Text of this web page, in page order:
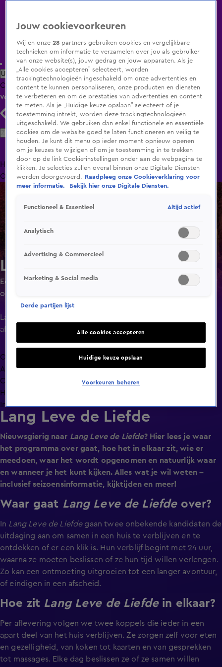
Uitzending Gemist Populaire programma's Zenders Genres
ClipsFilmsRadioSmart TV inlogShop
Volg KIJK
Zoeken
HomeUitzending Gemist Programma's De Bondgenoten
OranjezomerLivestreamsShop
Lang Leve de Liefde
Een liefdesexperiment waarin singles ruim de tijd krijgen
om elkaar goed te leren kennen door minimaal 24 uur of
maximaal 4 dagen met elkaar door te brengen.
Laatste
aflevering
Overzicht
Afleveringen
Clips
Hoe is het nu met?
Info
Lang Leve de Liefde
Nieuwsgierig naar Lang Leve de Liefde? Hier lees je waar
het programma over gaat, hoe het in elkaar zit, wie er
meedoen, waar het wordt opgenomen en natuurlijk waar
en wanneer je het kunt kijken. Alles wat je wil weten –
inclusief seizoensinformatie, kijktijden en meer!
Waar gaat Lang Leve de Liefdeover?
In Lang Leve de Liefdegaan twee onbekende kandidaten de
uitdaging aan om samen in een huis te verblijven en te
ontdekken of er een klik is. Hun verblijf begint met 24 uur,
waarna ze moeten beslissen of ze hun tijd willen verlengen.
Zo kan een ontmoeting uitgroeien tot een langer avontuur,
of eindigen in een afscheid.
Hoe zit Lang Leve de Liefdein elkaar?
Per aflevering volgen we twee koppels die ieder in een
apart deel van het huis verblijven. Ze zorgen zelf voor eten
en gezelligheid, van koken tot kaarten en van gesprekken
tot massages. Elke dag beslissen ze of ze samen willen
Jouw cookievoorkeuren
Wij en onze28 partners gebruiken cookies en vergelijkbare
technieken om informatie te verzamelen over jou als gebruiker
van onze website(s), jouw gedrag en jouw apparaten. Als je
„Alle cookies accepteren” selecteert, worden
trackingtechnologieën ingeschakeld om onze advertenties en
content te kunnen personaliseren, onze producten en diensten
te verbeteren en om de prestaties van advertenties en content
te meten. Als je „Huidige keuze opslaan” selecteert of je
toestemming intrekt, worden deze trackingtechnologieën
uitgeschakeld. We gebruiken dan enkel functionele en essentiële
cookies om de website goed te laten functioneren en veilig te
houden. Je kunt dit menu op ieder moment opnieuw openen
om je keuzes te wijzigen of om je toestemming in te trekken
door op de link Cookie-instellingen onder aan de webpagina te
klikken. Je selecties zullen overal binnen onze Digitale Diensten
worden doorgevoerd.
Raadpleeg onze Cookieverklaring voor
meer informatie.
Bekijk hier onze Digitale Diensten.
Functioneel & Essentieel Altijd actief
Analytisch
Advertising & Commercieel
Marketing & Social media
Derde partijen lijst
Alle cookies accepteren
Huidige keuze opslaan
Voorkeuren beheren